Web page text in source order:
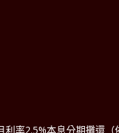
率2.5%本息分期攤還（